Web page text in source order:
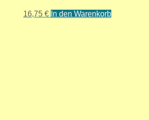
16,75 € In den Warenkorb